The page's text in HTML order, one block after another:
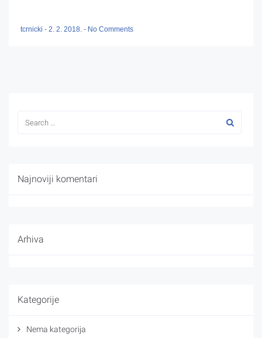
tcrnicki - 2. 2. 2018. - No Comments
Najnoviji komentari
Arhiva
Kategorije
Nema kategorija